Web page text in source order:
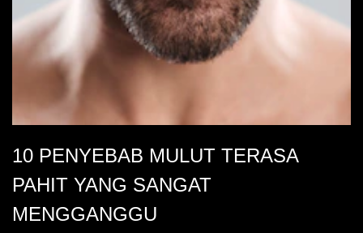
10 PENYEBAB MULUT TERASA
PAHIT YANG SANGAT
MENGGANGGU